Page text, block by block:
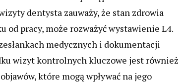
dentysta zauważy, że stan zdrowia
od pracy, może rozważyć wystawienie L4.
medycznych i dokumentacji
wizyt kontrolnych kluczowe jest również
które mogą wpływać na jego